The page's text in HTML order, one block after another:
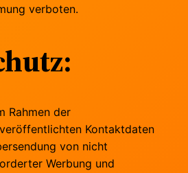
verboten.
Rahmen der
Kontaktdaten
von nicht
Werbung und